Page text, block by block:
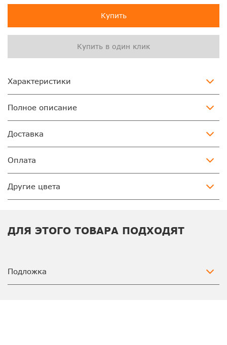
Купить
Купить в один клик
Характеристики
Полное описание
Доставка
Оплата
Другие цвета
ДЛЯ ЭТОГО ТОВАРА ПОДХОДЯТ
Подложка